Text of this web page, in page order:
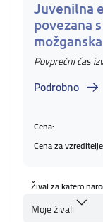
Juvenilna
povezana
Povprečni čas
Podrobno
Cena:
Cena za
Žival za katero
Moje živali